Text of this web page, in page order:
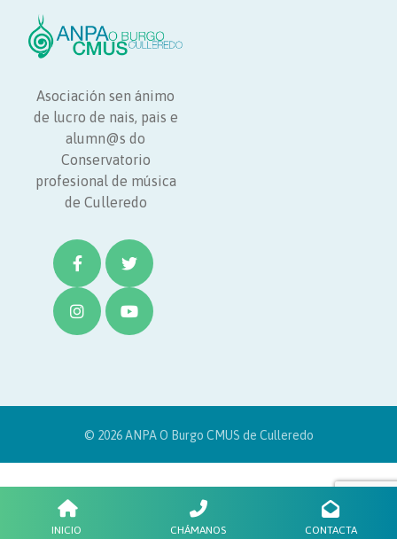
Asociación sen ánimo
de lucro de nais, pais e
alumn@s do
Conservatorio
profesional de música
de Culleredo
© 2026 ANPA O Burgo CMUS de Culleredo
INICIO CHÁMANOS CONTACTA